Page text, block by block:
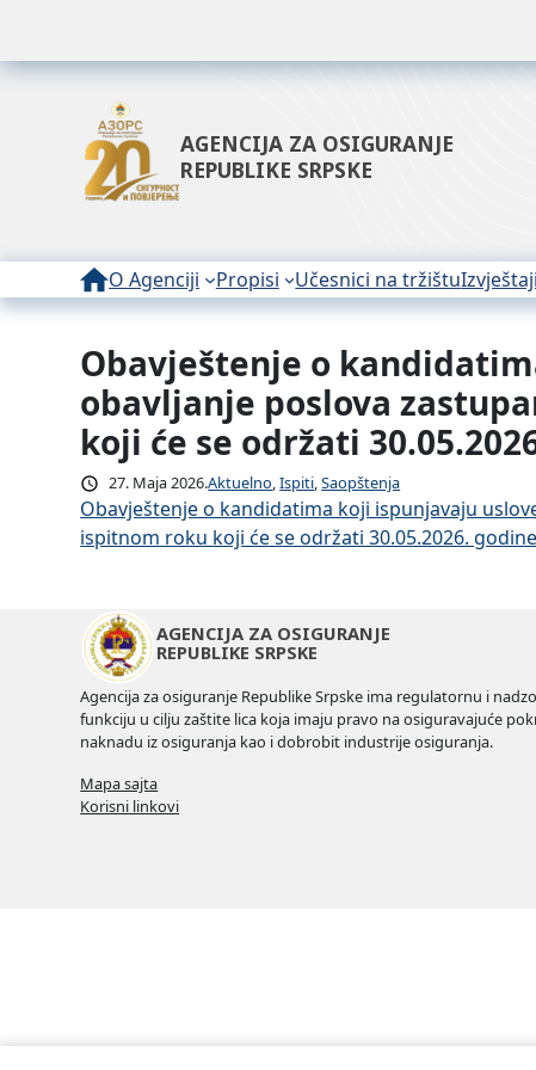
AGENCIJA ZA OSIGURANJE
REPUBLIKE SRPSKE
O Agenciji Propisi Učesnici na tržištu
Obavještenje o
obavljanje poslova
koji će se održati
27. Maja 2026.Aktuelno, Ispiti, Saopštenja
Obavještenje o kandidatima koji ispunjavaju
ispitnom roku koji će se održati 30.05.2026.
AGENCIJA ZA OSIGURANJE
REPUBLIKE SRPSKE
Agencija za osiguranje Republike Srpske ima regulatornu i
funkciju u cilju zaštite lica koja imaju pravo na osiguravajuće
naknadu iz osiguranja kao i dobrobit industrije osiguranja.
Mapa sajta
Korisni linkovi